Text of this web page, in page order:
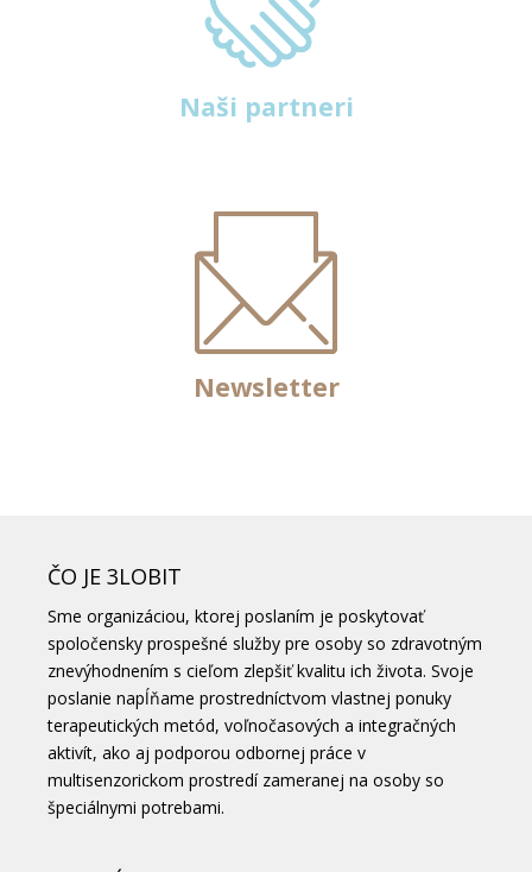
Naši partneri
Newsletter
ČO JE 3LOBIT
Sme organizáciou, ktorej poslaním je poskytovať
spoločensky prospešné služby pre osoby so zdravotným
znevýhodnením s cieľom zlepšiť kvalitu ich života. Svoje
poslanie napĺňame prostredníctvom vlastnej ponuky
terapeutických metód, voľnočasových a integračných
aktivít, ako aj podporou odbornej práce v
multisenzorickom prostredí zameranej na osoby so
špeciálnymi potrebami.